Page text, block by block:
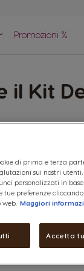
Promozioni %
il Kit
Dolce Gusto®
di prima e terza
sui nostri
personalizzati in
tue preferenze
Maggiori
Accetta